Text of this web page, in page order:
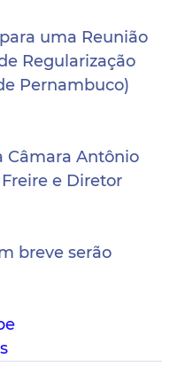
uma Reunião
Regularização
Pernambuco)
Câmara Antônio
e Diretor
breve serão